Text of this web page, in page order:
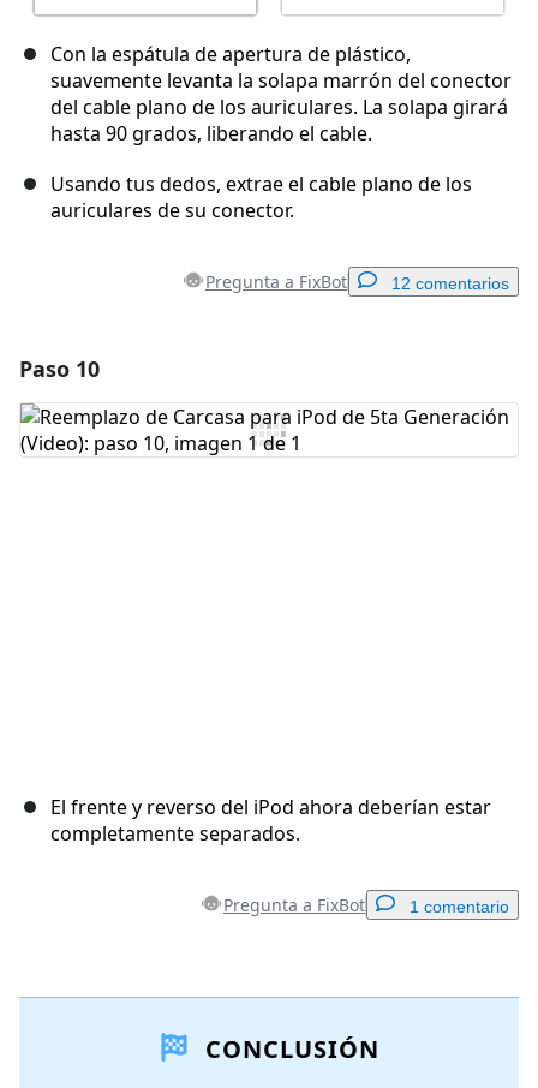
Con la espátula de apertura de plástico,
suavemente levanta la solapa marrón del conector
del cable plano de los auriculares. La solapa girará
hasta 90 grados, liberando el cable.
Usando tus dedos, extrae el cable plano de los
auriculares de su conector.
Pregunta a FixBot 12 comentarios
Agregar Comentario
Paso 10
El frente y reverso del iPod ahora deberían estar
completamente separados.
Pregunta a FixBot 1 comentario
Agregar ComentarioCONCLUSIÓN